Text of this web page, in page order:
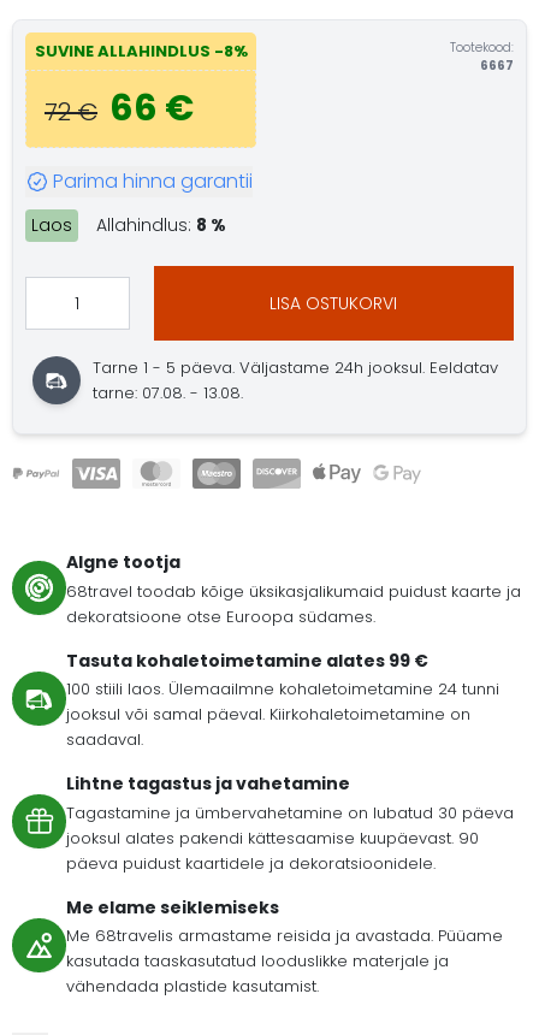
SUVINE ALLAHINDLUS -8%
72 € 66 €
Tootekood:
6667
Parima hinna garantii
Laos Allahindlus: 8 %
LISA OSTUKORVI
Tarne 1 - 5 päeva. Väljastame 24h jooksul. Eeldatav
tarne: 07.08. - 13.08.
Algne tootja
68travel toodab kõige üksikasjalikumaid puidust kaarte ja
dekoratsioone otse Euroopa südames.
Tasuta kohaletoimetamine alates 99 €
100 stiili laos. Ülemaailmne kohaletoimetamine 24 tunni
jooksul või samal päeval. Kiirkohaletoimetamine on
saadaval.
Lihtne tagastus ja vahetamine
Tagastamine ja ümbervahetamine on lubatud 30 päeva
jooksul alates pakendi kättesaamise kuupäevast. 90
päeva puidust kaartidele ja dekoratsioonidele.
Me elame seiklemiseks
Me 68travelis armastame reisida ja avastada. Püüame
kasutada taaskasutatud looduslikke materjale ja
vähendada plastide kasutamist.